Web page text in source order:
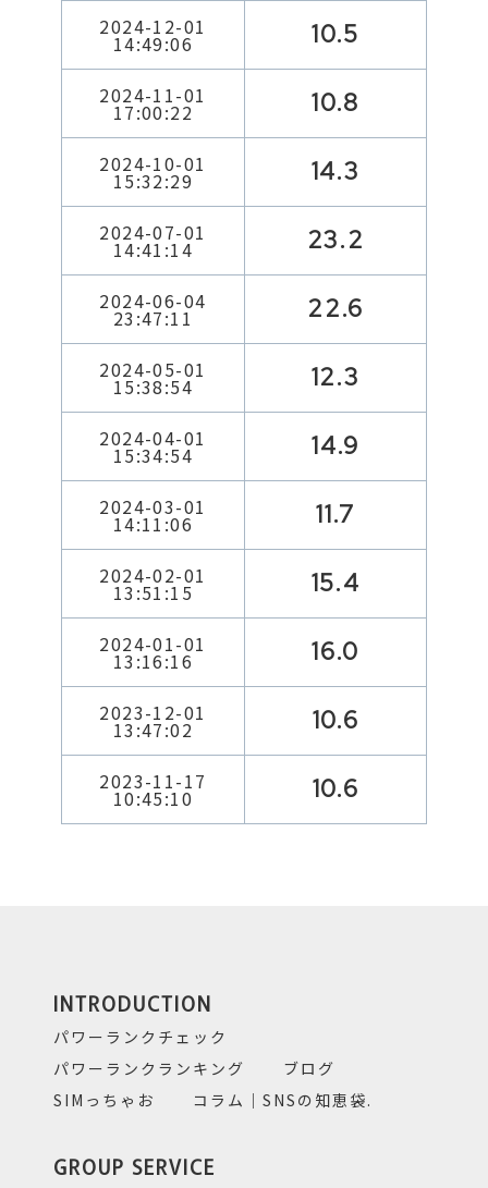
2024-12-01
14:49:06 10.5
2024-11-01
17:00:22 10.8
2024-10-01
15:32:29 14.3
2024-07-01
14:41:14 23.2
2024-06-04
23:47:11 22.6
2024-05-01
15:38:54 12.3
2024-04-01
15:34:54 14.9
2024-03-01
14:11:06 11.7
2024-02-01
13:51:15 15.4
2024-01-01
13:16:16 16.0
2023-12-01
13:47:02 10.6
2023-11-17
10:45:10 10.6
INTRODUCTION
パワーランクチェック
パワーランクランキング
ブログ
SIMっちゃお
コラム｜SNSの知恵袋.
GROUP SERVICE